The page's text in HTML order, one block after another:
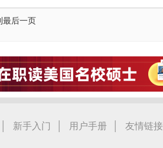
最后一页
| 新手入门 | 用户手册 | 友情链接